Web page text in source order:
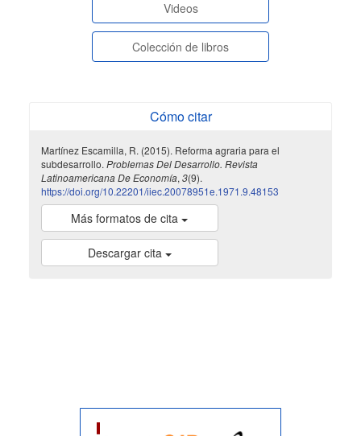
Videos
Colección de libros
Cómo citar
Martínez Escamilla, R. (2015). Reforma agraria para el
subdesarrollo. Problemas Del Desarrollo. Revista
Latinoamericana De Economía, 3(9).
https://doi.org/10.22201/iiec.20078951e.1971.9.48153
Más formatos de cita
Descargar cita